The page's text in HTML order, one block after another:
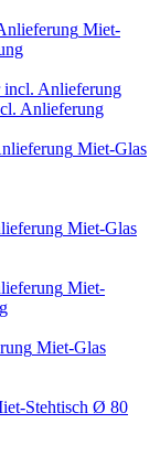
Miet-
Anlieferung
Miet-Glas
Miet-Glas
Miet-
Miet-Glas
Stehtisch Ø 80